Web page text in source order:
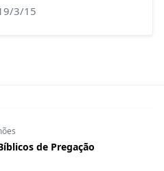
3/15
de Pregação